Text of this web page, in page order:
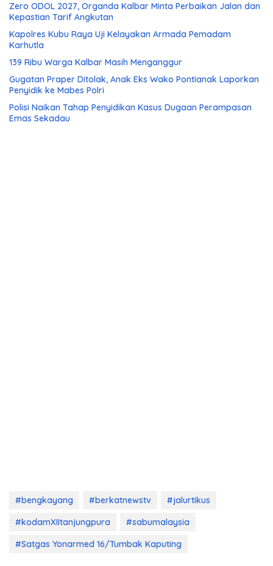
Zero ODOL 2027, Organda Kalbar Minta Perbaikan Jalan dan
Kepastian Tarif Angkutan
Kapolres Kubu Raya Uji Kelayakan Armada Pemadam
Karhutla
139 Ribu Warga Kalbar Masih Menganggur
Gugatan Praper Ditolak, Anak Eks Wako Pontianak Laporkan
Penyidik ke Mabes Polri
Polisi Naikan Tahap Penyidikan Kasus Dugaan Perampasan
Emas Sekadau
#bengkayang #berkatnewstv
#jalurtikus
#kodamXIItanjungpura
#sabumalaysia
#Satgas Yonarmed 16/Tumbak Kaputing